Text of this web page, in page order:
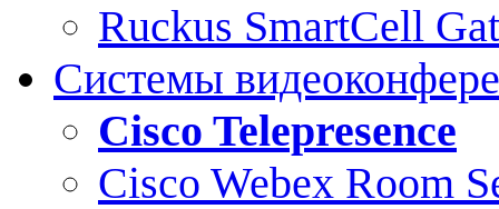
Ruckus SmartCell
Системы
Cisco Telepresence
Cisco Webex Room